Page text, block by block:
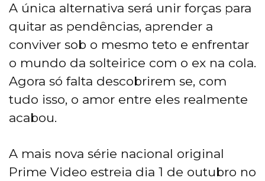
A única alternativa será unir forças para
quitar as pendências, aprender a
conviver sob o mesmo teto e enfrentar
o mundo da solteirice com o ex na cola.
Agora só falta descobrirem se, com
tudo isso, o amor entre eles realmente
acabou.
A mais nova série nacional original
Prime Video estreia dia 1 de outubro no